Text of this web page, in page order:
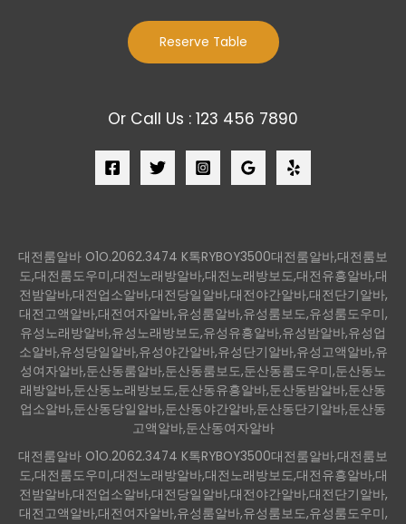
Reserve Table
Or Call Us : 123 456 7890
대전룸알바 O1O.2062.3474 K톡RYBOY3500대전룸알바,대전룸보
도,대전룸도우미,대전노래방알바,대전노래방보도,대전유흥알바,대
전밤알바,대전업소알바,대전당일알바,대전야간알바,대전단기알바,
대전고액알바,대전여자알바,유성룸알바,유성룸보도,유성룸도우미,
유성노래방알바,유성노래방보도,유성유흥알바,유성밤알바,유성업
소알바,유성당일알바,유성야간알바,유성단기알바,유성고액알바,유
성여자알바,둔산동룸알바,둔산동룸보도,둔산동룸도우미,둔산동노
래방알바,둔산동노래방보도,둔산동유흥알바,둔산동밤알바,둔산동
업소알바,둔산동당일알바,둔산동야간알바,둔산동단기알바,둔산동
고액알바,둔산동여자알바
대전룸알바 O1O.2062.3474 K톡RYBOY3500대전룸알바,대전룸보
도,대전룸도우미,대전노래방알바,대전노래방보도,대전유흥알바,대
전밤알바,대전업소알바,대전당일알바,대전야간알바,대전단기알바,
대전고액알바,대전여자알바,유성룸알바,유성룸보도,유성룸도우미,